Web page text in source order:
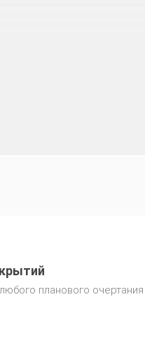
планового очертания